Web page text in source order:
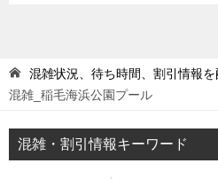
混雑状況、待ち時間、割引情報
混雑_稲毛海浜公園プール
混雑・割引情報キーワード